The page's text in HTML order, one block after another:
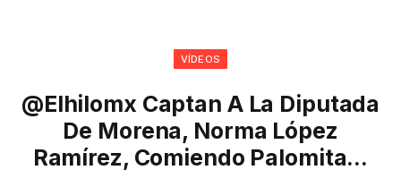
VÍDEOS
@elhilomx Captan A La Diputada
De Morena, Norma López
Ramírez, Comiendo Palomita…